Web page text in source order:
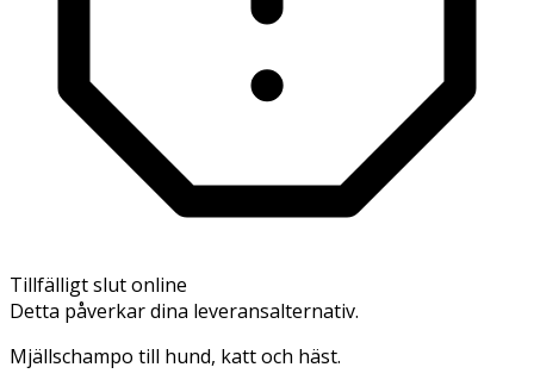
Tillfälligt slut online
Detta påverkar dina leveransalternativ.
Mjällschampo till hund, katt och häst.